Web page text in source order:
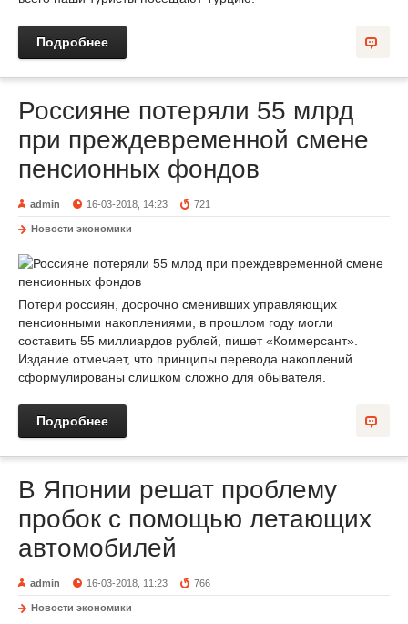
Подробнее
Россияне потеряли 55 млрд
при преждевременной смене
пенсионных фондов
admin 16-03-2018, 14:23 721
Новости экономики
Потери россиян, досрочно сменивших управляющих
пенсионными накоплениями, в прошлом году могли
составить 55 миллиардов рублей, пишет «Коммерсант».
Издание отмечает, что принципы перевода накоплений
сформулированы слишком сложно для обывателя.
Подробнее
В Японии решат проблему
пробок с помощью летающих
автомобилей
admin 16-03-2018, 11:23 766
Новости экономики